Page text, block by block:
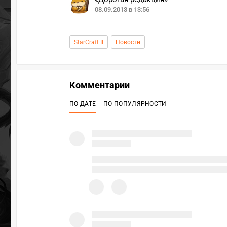
08.09.2013 в 13:56
StarCraft II Новости
Комментарии
ПО ДАТЕ ПО ПОПУЛЯРНОСТИ